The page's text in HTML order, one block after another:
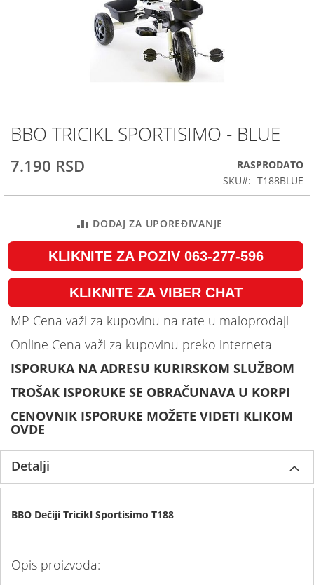
Skip
to
the
beginning
the
BBO TRICIKL SPORTISIMO - BLUE
7.190 RSD
RASPRODATO
SKU
T188BLUE
DODAJ ZA UPOREĐIVANJE
KLIKNITE ZA POZIV 063-277-596
KLIKNITE ZA VIBER CHAT
MP Cena važi za kupovinu na rate u maloprodaji
Online Cena važi za kupovinu preko interneta
ISPORUKA NA ADRESU KURIRSKOM SLUŽBOM
TROŠAK ISPORUKE SE OBRAČUNAVA U KORPI
CENOVNIK ISPORUKE MOŽETE VIDETI KLIKOM
OVDE
Detalji
BBO Dečiji Tricikl Sportisimo T188
Opis proizvoda: